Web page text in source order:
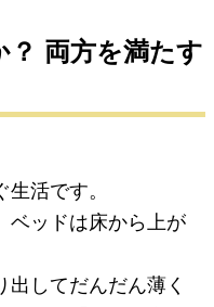
両方を満たす
活です。
ベッドは床から上が
してだんだん薄く